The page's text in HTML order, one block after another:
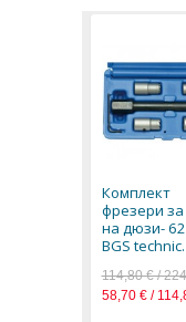
Комплект
фрезери за
на дюзи-
BGS technic.
114,80 € /
58,70 € /